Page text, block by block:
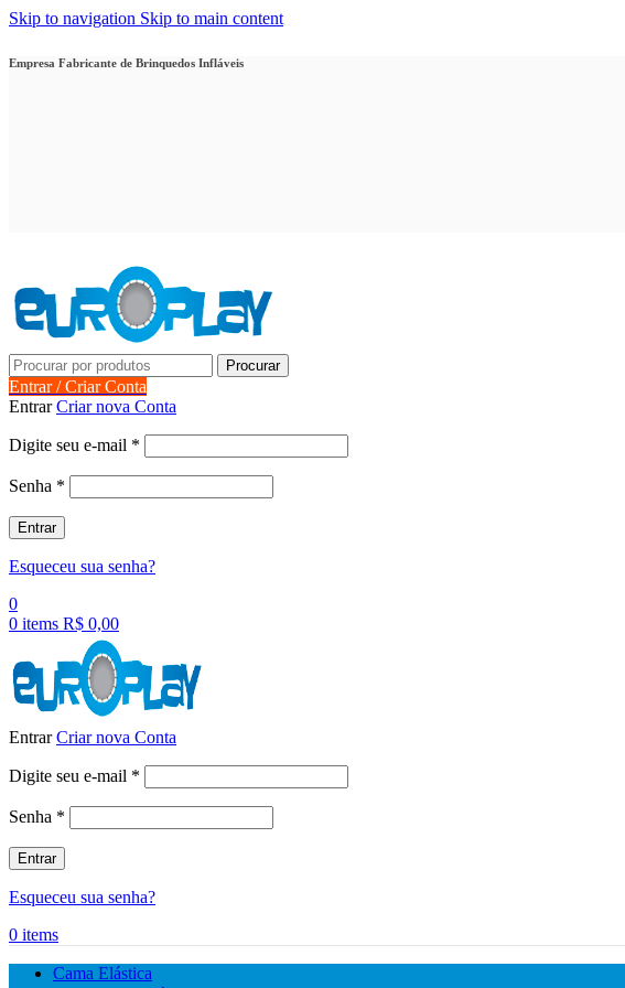
Skip to navigation Skip to main content
Empresa Fabricante de Brinquedos Infláveis
Procurar
Entrar / Criar Conta
EntrarCriar nova Conta
Digite seu e-mail *
Senha *
Entrar
Esqueceu sua senha?
0
0 items R$ 0,00
EntrarCriar nova Conta
Digite seu e-mail *
Senha *
Entrar
Esqueceu sua senha?
0 items
Cama Elástica